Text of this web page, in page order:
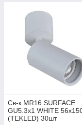
Св-к MR16 SURFACE
GU5.3x1 WHITE
(TEKLED) 30шт